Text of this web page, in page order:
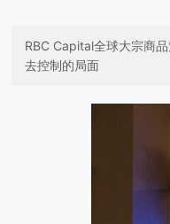
RBC Capital全球大宗商
去控制的局面